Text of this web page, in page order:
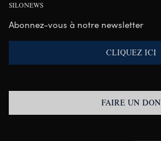
SILONEWS
Abonnez-vous à notre newsletter
CLIQUEZ ICI
FAIRE UN DON